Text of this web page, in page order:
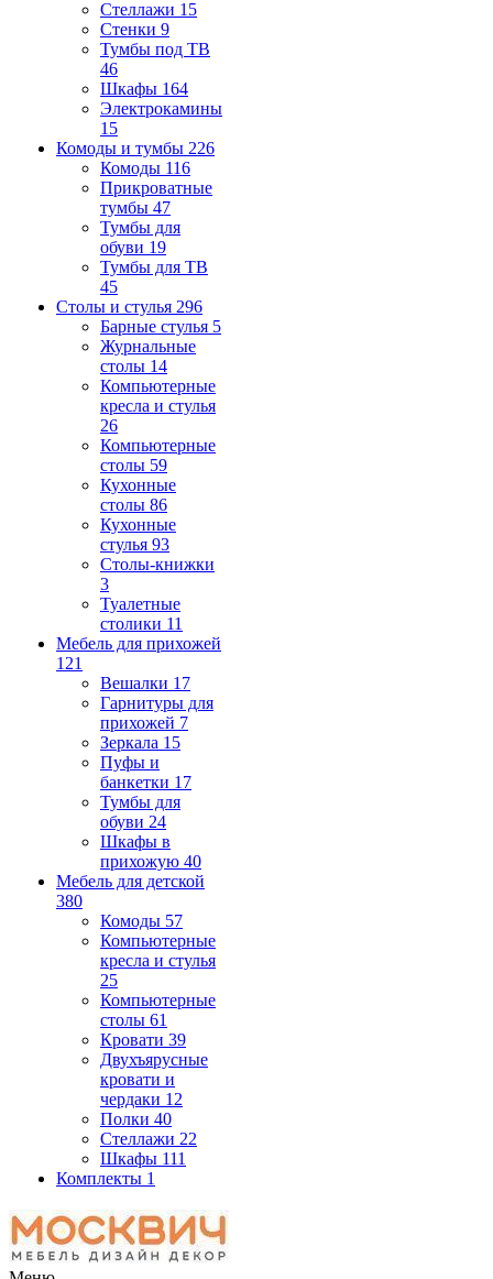
Стеллажи 15
Стенки 9
Тумбы под ТВ
46
Шкафы 164
Электрокамины
15
Комоды и тумбы 226
Комоды 116
Прикроватные
тумбы 47
Тумбы для
обуви 19
Тумбы для ТВ
45
Столы и стулья 296
Барные стулья 5
Журнальные
столы 14
Компьютерные
кресла и стулья
26
Компьютерные
столы 59
Кухонные
столы 86
Кухонные
стулья 93
Столы-книжки
3
Туалетные
столики 11
Мебель для прихожей
121
Вешалки 17
Гарнитуры для
прихожей 7
Зеркала 15
Пуфы и
банкетки 17
Тумбы для
обуви 24
Шкафы в
прихожую 40
Мебель для детской
380
Комоды 57
Компьютерные
кресла и стулья
25
Компьютерные
столы 61
Кровати 39
Двухъярусные
кровати и
чердаки 12
Полки 40
Стеллажи 22
Шкафы 111
Комплекты 1